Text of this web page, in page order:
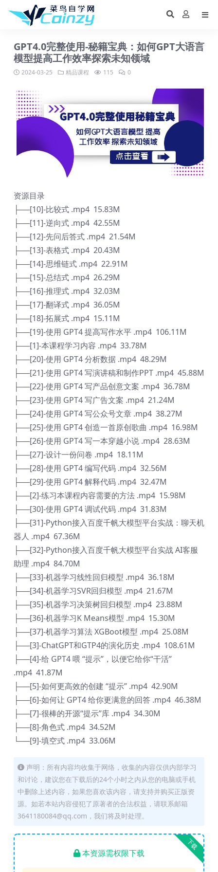
GPT4.0完整使用-秘籍宝典：如何GPT大语言
模型提高工作效率探索未知领域
2024-03-25 精品课程 115 0
资源目录
├──[10]-比较式 .mp4 15.83M
├──[11]-逆向式 .mp4 42.55M
├──[12]-先问后答式 .mp4 21.54M
├──[13]-表格式 .mp4 20.43M
├──[14]-思维链式 .mp4 22.91M
├──[15]-总结式 .mp4 26.29M
├──[16]-推理式 .mp4 32.03M
├──[17]-翻译式 .mp4 36.05M
├──[18]-拓展式 .mp4 15.11M
├──[19]-使用 GPT4 提高写作水平 .mp4 106.11M
├──[1]-本课程学习内容 .mp4 33.78M
├──[20]-使用 GPT4 分析数据 .mp4 48.29M
├──[21]-使用 GPT4 写演讲稿和制作PPT .mp4 45.88M
├──[22]-使用 GPT4 写产品创意文案 .mp4 36.78M
├──[23]-使用 GPT4 写广告文案 .mp4 21.24M
├──[24]-使用 GPT4 写公众号文章 .mp4 38.27M
├──[25]-使用 GPT4 创造一首原创歌曲 .mp4 16.98M
├──[26]-使用 GPT4 写一本穿越小说 .mp4 28.63M
├──[27]-设计一份问卷 .mp4 18.11M
├──[28]-使用 GPT4 编写代码 .mp4 32.56M
├──[29]-使用 GPT4 解释代码 .mp4 32.47M
├──[2]-练习本课程内容需要的方法 .mp4 15.98M
├──[30]-使用 GPT4 调试代码 .mp4 31.83M
├──[31]-Python接入百度千帆大模型平台实战：聊天机
器人 .mp4 67.36M
├──[32]-Python接入百度千帆大模型平台实战 AI客服
助理 .mp4 84.70M
├──[33]-机器学习线性回归模型 .mp4 36.18M
├──[34]-机器学习SVR回归模型 .mp4 21.67M
├──[35]-机器学习决策树回归模型 .mp4 23.88M
├──[36]-机器学习K Means模型 .mp4 15.30M
├──[37]-机器学习算法 XGBoot模型 .mp4 25.08M
├──[3]-ChatGPT和GTP4的演化历史 .mp4 108.61M
├──[4]-给 GPT4 喂 “提示”，以便它给你“干活”
.mp4 41.87M
├──[5]-如何更高效的创建 “提示” .mp4 42.90M
├──[6]-如何让 GPT4 给你更满意的回答 .mp4 46.38M
├──[7]-很棒的开源“提示”库 .mp4 34.30M
├──[8]-角色式 .mp4 34.52M
└──[9]-填空式 .mp4 33.06M
声明：所有内容均收集于网络，收集的内容仅供内部学习
和讨论，建议您在下载后的24个小时之内从您的电脑或手机
中删除上述内容，如果您喜欢该内容，请支持并购买正版资
源。如若本站内容侵犯了原著者的合法权益，请联系邮箱
3641180084@qq.com，我们将及时处理。
下载
本资源需权限下载